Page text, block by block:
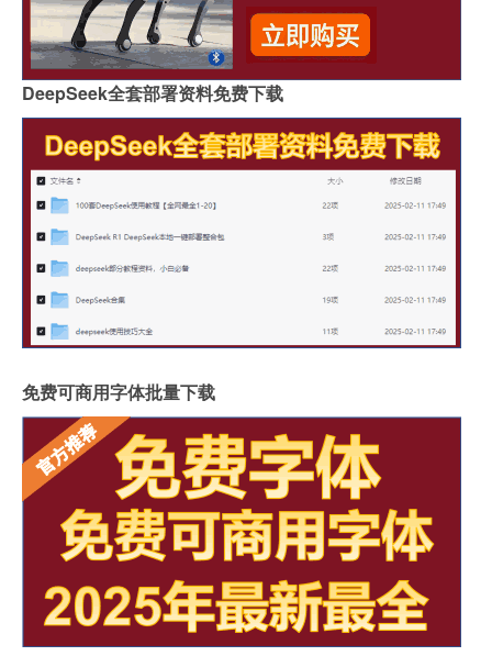
DeepSeek全套部署资料免费下载
免费可商用字体批量下载